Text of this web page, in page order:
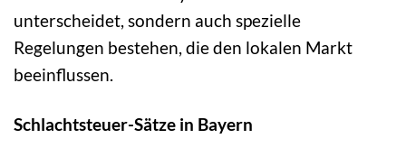
unterscheidet, sondern auch spezielle
Regelungen bestehen, die den lokalen Markt
beeinflussen.
Schlachtsteuer-Sätze in Bayern